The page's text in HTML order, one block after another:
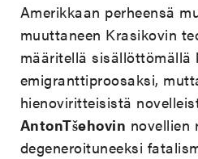
Amerikkaan perheensä
muuttaneen Krasikovin
määritellä sisällöttömällä
emigranttiproosaksi,
hienoviritteisistä
AntonTšehovin novellien
degeneroituneeksi